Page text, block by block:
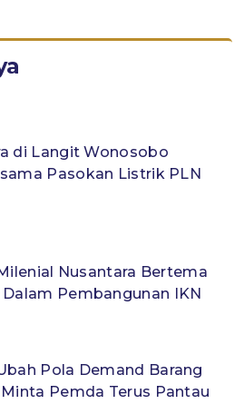
di Langit Wonosobo
Pasokan Listrik PLN
Nusantara Bertema
Pembangunan IKN
Pola Demand Barang
Pemda Terus Pantau